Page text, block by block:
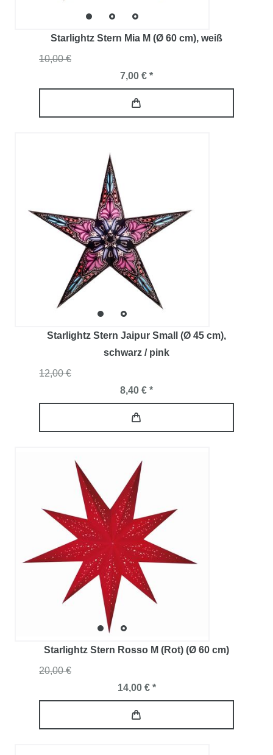
Starlightz Stern Mia M (Ø 60 cm), weiß
10,00 €
7,00 € *
Starlightz Stern Jaipur Small (Ø 45 cm),
schwarz / pink
12,00 €
8,40 € *
Starlightz Stern Rosso M (Rot) (Ø 60 cm)
20,00 €
14,00 € *